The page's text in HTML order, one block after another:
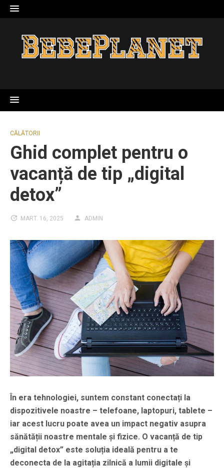
Skip
to
CĂLĂTORII
Ghid complet pentru o
vacanță de tip „digital
detox”
MART. 16, 2025 ADMIN
În era tehnologiei, suntem constant conectați la
dispozitivele noastre – telefoane, laptopuri, tablete –
iar acest lucru poate avea un impact negativ asupra
sănătății noastre mentale și fizice. O vacanță de tip
„digital detox” este soluția ideală pentru a te
deconecta de la agitația zilnică a lumii digitale și